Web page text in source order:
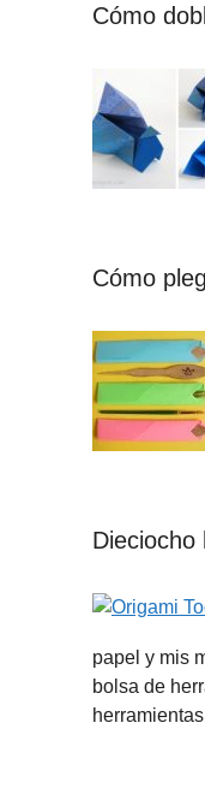
Cómo
Cómo
Dieciocho
papel y mis
bolsa de